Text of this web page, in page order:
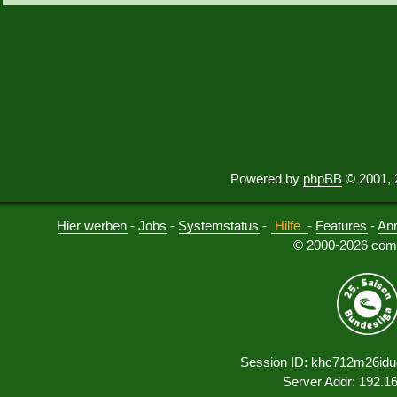
Powered by phpBB © 2001,
Hier werben -Jobs - Systemstatus - Hilfe - Features -
© 2000-2026
Session ID:
Server Addr: